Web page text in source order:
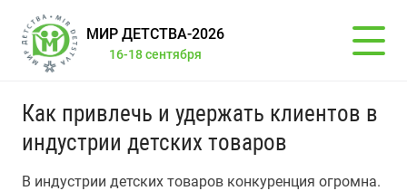
МИР ДЕТСТВА-2026
16-18 сентября
Как привлечь и удержать клиентов в
индустрии детских товаров
В индустрии детских товаров конкуренция огромна.